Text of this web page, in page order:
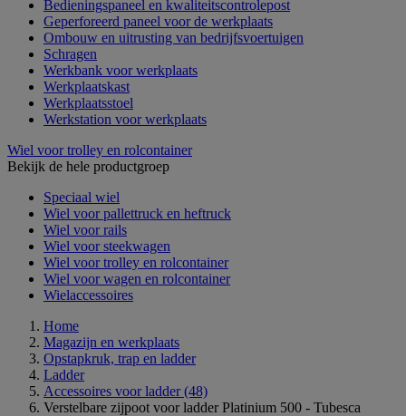
Bedieningspaneel en kwaliteitscontrolepost
Geperforeerd paneel voor de werkplaats
Ombouw en uitrusting van bedrijfsvoertuigen
Schragen
Werkbank voor werkplaats
Werkplaatskast
Werkplaatsstoel
Werkstation voor werkplaats
Wiel voor trolley en rolcontainer
Bekijk de hele productgroep
Speciaal wiel
Wiel voor pallettruck en heftruck
Wiel voor rails
Wiel voor steekwagen
Wiel voor trolley en rolcontainer
Wiel voor wagen en rolcontainer
Wielaccessoires
Home
Magazijn en werkplaats
Opstapkruk, trap en ladder
Ladder
Accessoires voor ladder (48)
Verstelbare zijpoot voor ladder Platinium 500 - Tubesca